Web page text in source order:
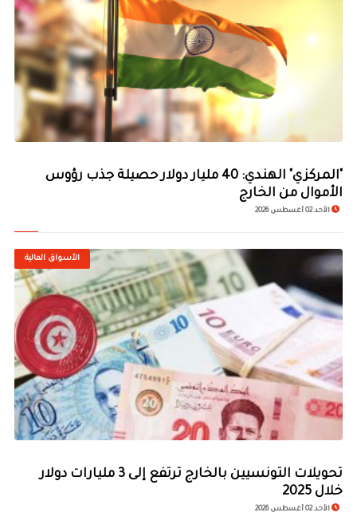
"المركزي" الهندي: 40 مليار دولار حصيلة جذب رؤوس
الأموال من الخارج
الأحد 02 أغسطس 2026
الأسواق المالية
تحويلات التونسيين بالخارج ترتفع إلى 3 مليارات دولار
خلال 2025
الأحد 02 أغسطس 2026